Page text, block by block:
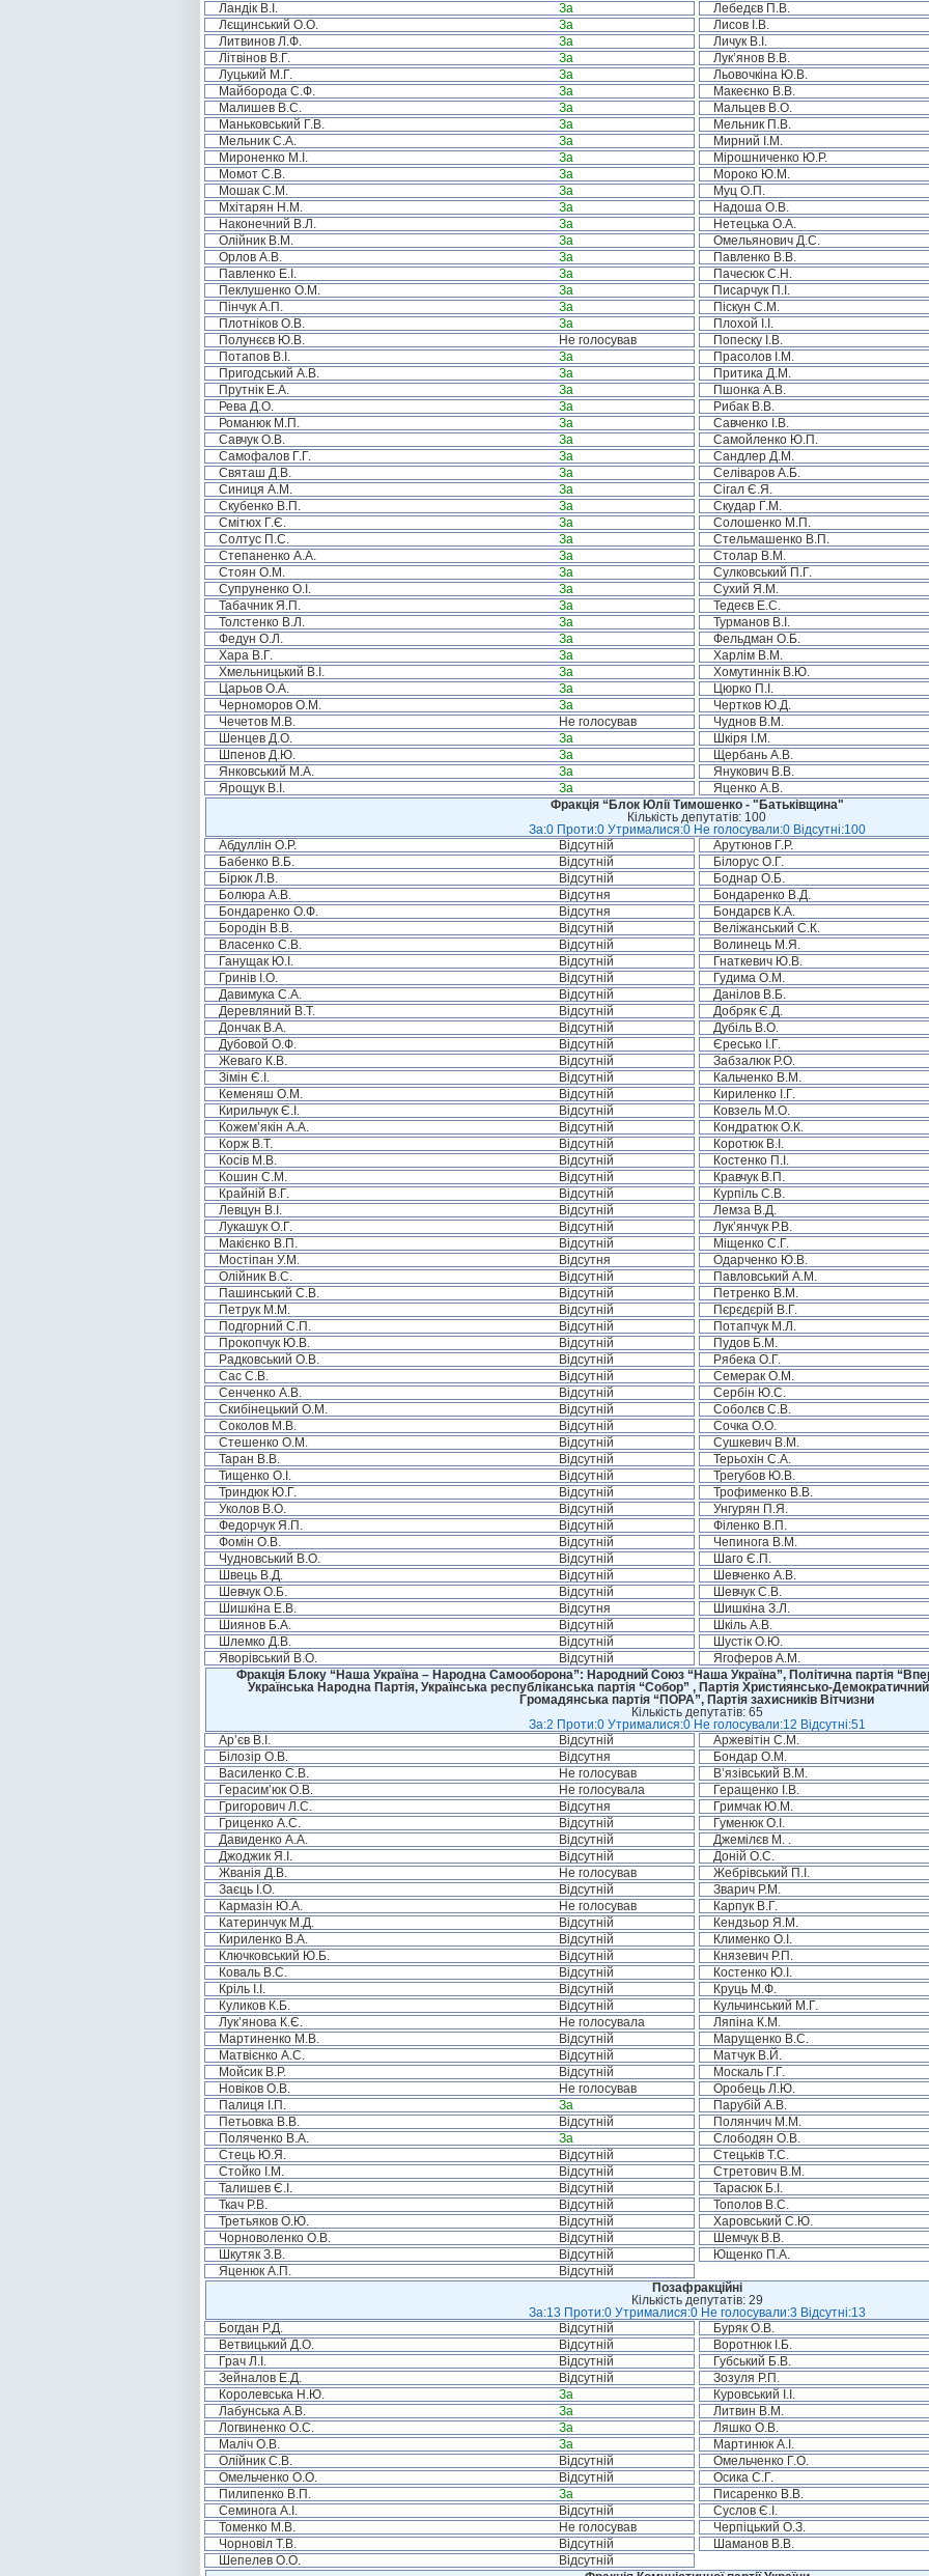
Ландік В.І.
За Лебедєв П.В.
Лєщинський О.О.
За Лисов І.В.
Литвинов Л.Ф.
За Личук В.І.
Літвінов В.Г.
За Лук’янов В.В.
Луцький М.Г.
За Льовочкіна Ю.В.
Майборода С.Ф.
За Макеєнко В.В.
Малишев В.С.
За Мальцев В.О.
Маньковський Г.В.
За Мельник П.В.
Мельник С.А.
За Мирний І.М.
Мироненко М.І.
За Мірошниченко Ю.Р.
Момот С.В.
За Мороко Ю.М.
Мошак С.М.
За Муц О.П.
Мхітарян Н.М.
За Надоша О.В.
Наконечний В.Л.
За Нетецька О.А.
Олійник В.М.
За Омельянович Д.С.
Орлов А.В.
За Павленко В.В.
Павленко Е.І.
За Пачесюк С.Н.
Пеклушенко О.М.
За Писарчук П.І.
Пінчук А.П.
За Піскун С.М.
Плотніков О.В.
За Плохой І.І.
Полунєєв Ю.В.
Не голосував Попеску І.В.
Потапов В.І.
За Прасолов І.М.
Пригодський А.В.
За Притика Д.М.
Прутнік Е.А.
За Пшонка А.В.
Рева Д.О.
За Рибак В.В.
Романюк М.П.
За Савченко І.В.
Савчук О.В.
За Самойленко Ю.П.
Самофалов Г.Г.
За Сандлер Д.М.
Святаш Д.В.
За Селіваров А.Б.
Синиця А.М.
За Сігал Є.Я.
Скубенко В.П.
За Скудар Г.М.
Смітюх Г.Є.
За Солошенко М.П.
Солтус П.С.
За Стельмашенко В.П.
Степаненко А.А.
За Столар В.М.
Стоян О.М.
За Сулковський П.Г.
Супруненко О.І.
За Сухий Я.М.
Табачник Я.П.
За Тедеєв Е.С.
Толстенко В.Л.
За Турманов В.І.
Федун О.Л.
За Фельдман О.Б.
Хара В.Г.
За Харлім В.М.
Хмельницький В.І.
За Хомутиннік В.Ю.
Царьов О.А.
За Цюрко П.І.
Черноморов О.М.
За Чертков Ю.Д.
Чечетов М.В.
Не голосував Чуднов В.М.
Шенцев Д.О.
За Шкіря І.М.
Шпенов Д.Ю.
За Щербань А.В.
Янковський М.А.
За Янукович В.В.
Ярощук В.І.
За Яценко А.В.
Фракція “Блок Юлії Тимошенко - "Батьківщина"
Кількість депутатів: 100
За:0 Проти:0 Утрималися:0 Не голосували:0 Відсутні:100
Абдуллін О.Р.
Відсутній Арутюнов Г.Р.
Бабенко В.Б.
Відсутній Білорус О.Г.
Бірюк Л.В.
Відсутній Боднар О.Б.
Болюра А.В.
Відсутня Бондаренко В.Д.
Бондаренко О.Ф.
Відсутня Бондарєв К.А.
Бородін В.В.
Відсутній Веліжанський С.К.
Власенко С.В.
Відсутній Волинець М.Я.
Ганущак Ю.І.
Відсутній Гнаткевич Ю.В.
Гринів І.О.
Відсутній Гудима О.М.
Давимука С.А.
Відсутній Данілов В.Б.
Деревляний В.Т.
Відсутній Добряк Є.Д.
Дончак В.А.
Відсутній Дубіль В.О.
Дубовой О.Ф.
Відсутній Єресько І.Г.
Жеваго К.В.
Відсутній Забзалюк Р.О.
Зімін Є.І.
Відсутній Кальченко В.М.
Кеменяш О.М.
Відсутній Кириленко І.Г.
Кирильчук Є.І.
Відсутній Ковзель М.О.
Кожем’якін А.А.
Відсутній Кондратюк О.К.
Корж В.Т.
Відсутній Коротюк В.І.
Косів М.В.
Відсутній Костенко П.І.
Кошин С.М.
Відсутній Кравчук В.П.
Крайній В.Г.
Відсутній Курпіль С.В.
Левцун В.І.
Відсутній Лемза В.Д.
Лукашук О.Г.
Відсутній Лук’янчук Р.В.
Макієнко В.П.
Відсутній Міщенко С.Г.
Мостіпан У.М.
Відсутня Одарченко Ю.В.
Олійник В.С.
Відсутній Павловський А.М.
Пашинський С.В.
Відсутній Петренко В.М.
Петрук М.М.
Відсутній Пєрєдєрій В.Г.
Подгорний С.П.
Відсутній Потапчук М.Л.
Прокопчук Ю.В.
Відсутній Пудов Б.М.
Радковський О.В.
Відсутній Рябека О.Г.
Сас С.В.
Відсутній Семерак О.М.
Сенченко А.В.
Відсутній Сербін Ю.С.
Скибінецький О.М.
Відсутній Соболєв С.В.
Соколов М.В.
Відсутній Сочка О.О.
Стешенко О.М.
Відсутній Сушкевич В.М.
Таран В.В.
Відсутній Терьохін С.А.
Тищенко О.І.
Відсутній Трегубов Ю.В.
Триндюк Ю.Г.
Відсутній Трофименко В.В.
Уколов В.О.
Відсутній Унгурян П.Я.
Федорчук Я.П.
Відсутній Філенко В.П.
Фомін О.В.
Відсутній Чепинога В.М.
Чудновський В.О.
Відсутній Шаго Є.П.
Швець В.Д.
Відсутній Шевченко А.В.
Шевчук О.Б.
Відсутній Шевчук С.В.
Шишкіна Е.В.
Відсутня Шишкіна З.Л.
Шиянов Б.А.
Відсутній Шкіль А.В.
Шлемко Д.В.
Відсутній Шустік О.Ю.
Яворівський В.О.
Відсутній Ягоферов А.М.
Фракція Блоку “Наша Україна – Народна Самооборона”: Народний Союз “Наша Україна”, Політична партія
Українська Народна Партія, Українська республіканська партія “Собор” , Партія Християнсько-
Громадянська партія “ПОРА”, Партія захисників Вітчизни
Кількість депутатів: 65
За:2 Проти:0 Утрималися:0 Не голосували:12 Відсутні:51
Ар’єв В.І.
Відсутній Аржевітін С.М.
Білозір О.В.
Відсутня Бондар О.М.
Василенко С.В.
Не голосував В’язівський В.М.
Герасим’юк О.В.
Не голосувала Геращенко І.В.
Григорович Л.С.
Відсутня Гримчак Ю.М.
Гриценко А.С.
Відсутній Гуменюк О.І.
Давиденко А.А.
Відсутній Джемілєв М. .
Джоджик Я.І.
Відсутній Доній О.С.
Жванія Д.В.
Не голосував Жебрівський П.І.
Заєць І.О.
Відсутній Зварич Р.М.
Кармазін Ю.А.
Не голосував Карпук В.Г.
Катеринчук М.Д.
Відсутній Кендзьор Я.М.
Кириленко В.А.
Відсутній Клименко О.І.
Ключковський Ю.Б.
Відсутній Князевич Р.П.
Коваль В.С.
Відсутній Костенко Ю.І.
Кріль І.І.
Відсутній Круць М.Ф.
Куликов К.Б.
Відсутній Кульчинський М.Г.
Лук’янова К.Є.
Не голосувала Ляпіна К.М.
Мартиненко М.В.
Відсутній Марущенко В.С.
Матвієнко А.С.
Відсутній Матчук В.Й.
Мойсик В.Р.
Відсутній Москаль Г.Г.
Новіков О.В.
Не голосував Оробець Л.Ю.
Палиця І.П.
За Парубій А.В.
Петьовка В.В.
Відсутній Полянчич М.М.
Поляченко В.А.
За Слободян О.В.
Стець Ю.Я.
Відсутній Стецьків Т.С.
Стойко І.М.
Відсутній Стретович В.М.
Талишев Є.І.
Відсутній Тарасюк Б.І.
Ткач Р.В.
Відсутній Тополов В.С.
Третьяков О.Ю.
Відсутній Харовський С.Ю.
Чорноволенко О.В.
Відсутній Шемчук В.В.
Шкутяк З.В.
Відсутній Ющенко П.А.
Яценюк А.П.
Відсутній
Позафракційні
Кількість депутатів: 29
За:13 Проти:0 Утрималися:0 Не голосували:3 Відсутні:13
Богдан Р.Д.
Відсутній Буряк О.В.
Ветвицький Д.О.
Відсутній Воротнюк І.Б.
Грач Л.І.
Відсутній Губський Б.В.
Зейналов Е.Д.
Відсутній Зозуля Р.П.
Королевська Н.Ю.
За Куровський І.І.
Лабунська А.В.
За Литвин В.М.
Логвиненко О.С.
За Ляшко О.В.
Маліч О.В.
За Мартинюк А.І.
Олійник С.В.
Відсутній Омельченко Г.О.
Омельченко О.О.
Відсутній Осика С.Г.
Пилипенко В.П.
За Писаренко В.В.
Семинога А.І.
Відсутній Суслов Є.І.
Томенко М.В.
Не голосував Черпіцький О.З.
Чорновіл Т.В.
Відсутній Шаманов В.В.
Шепелев О.О.
Відсутній